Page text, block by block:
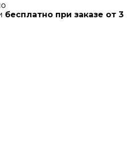
бесплатно при заказе от 3